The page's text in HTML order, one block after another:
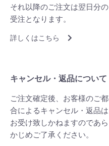
それ以降のご注文は翌日分の
受注となります。
詳しくはこちら
キャンセル・返品について
ご注文確定後、お客様のご都
合によるキャンセル・返品は
お受け致しかねますのであら
かじめご了承ください。